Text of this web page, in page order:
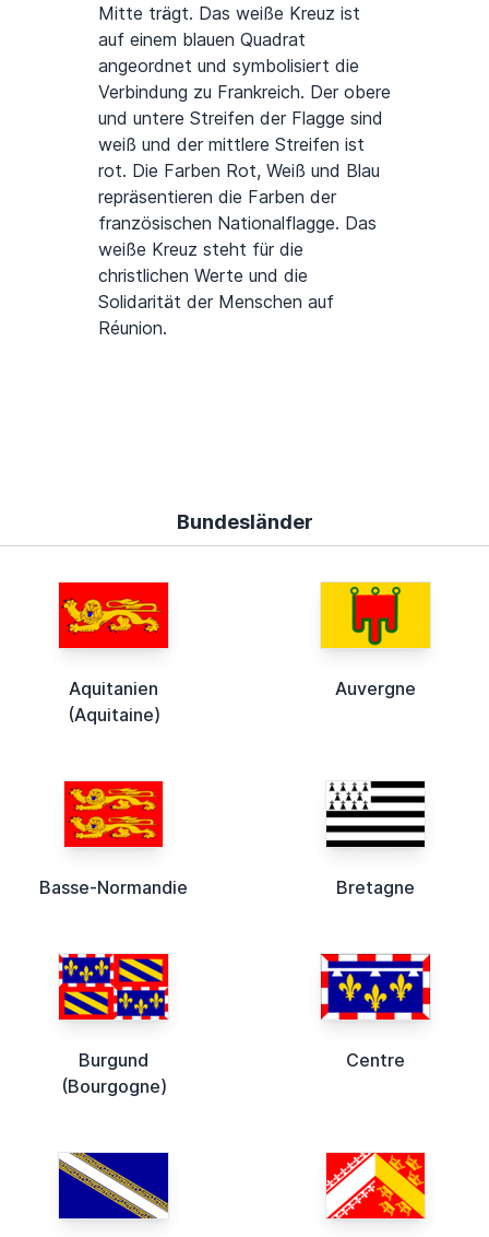
Mitte trägt. Das weiße Kreuz ist
auf einem blauen Quadrat
angeordnet und symbolisiert die
Verbindung zu Frankreich. Der obere
und untere Streifen der Flagge sind
weiß und der mittlere Streifen ist
rot. Die Farben Rot, Weiß und Blau
repräsentieren die Farben der
französischen Nationalflagge. Das
weiße Kreuz steht für die
christlichen Werte und die
Solidarität der Menschen auf
Réunion.
Bundesländer
Aquitanien
(Aquitaine)
Auvergne
Basse-Normandie Bretagne
Burgund
(Bourgogne)
Centre